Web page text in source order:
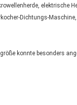
elektrische
Dichtungs-
konnte besonders